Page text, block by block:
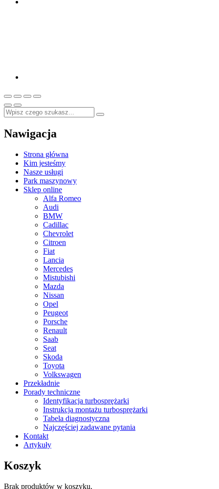
Nawigacja
Strona główna
Kim jesteśmy
Nasze usługi
Park maszynowy
Sklep online
Alfa Romeo
Audi
BMW
Cadillac
Chevrolet
Citroen
Fiat
Lancia
Mercedes
Mistubishi
Mazda
Nissan
Opel
Peugeot
Porsche
Renault
Saab
Seat
Skoda
Toyota
Volkswagen
Przekładnie
Porady techniczne
Identyfikacja turbosprężarki
Instrukcja montażu turbosprężarki
Tabela diagnostyczna
Najczęściej zadawane pytania
Kontakt
Artykuły
Koszyk
Brak produktów w koszyku.